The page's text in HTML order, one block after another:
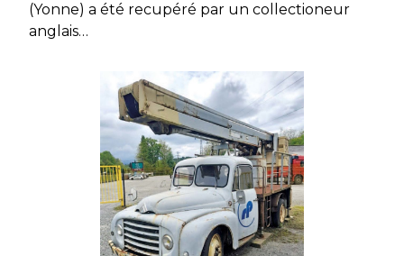
(Yonne) a été recupéré par un collectioneur
anglais…